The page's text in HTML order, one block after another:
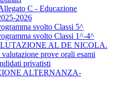
C - Educazione
2026
svolto Classi 5^
svolto Classi 1^-4^
AL DE NICOLA.
prove orali esami
privatisti
ALTERNANZA-